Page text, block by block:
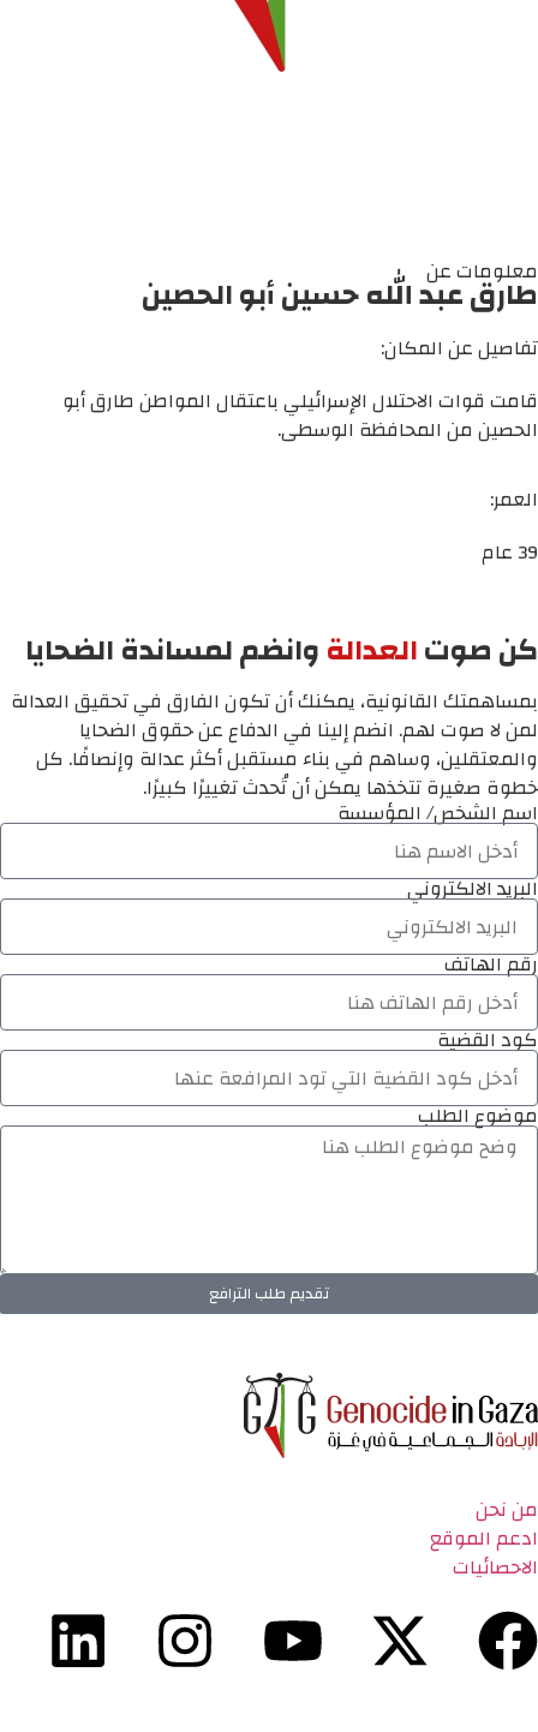
معلومات عن
طارق عبد الله حسين أبو الحصين
تفاصيل عن المكان:
قامت قوات الاحتلال الإسرائيلي باعتقال المواطن طارق أبو
الحصين من المحافظة الوسطى.
العمر:
39 عام
كن صوتالعدالةوانضم لمساندة الضحايا
بمساهمتك القانونية، يمكنك أن تكون الفارق في تحقيق العدالة
لمن لا صوت لهم. انضم إلينا في الدفاع عن حقوق الضحايا
والمعتقلين، وساهم في بناء مستقبل أكثر عدالة وإنصافًا. كل
خطوة صغيرة تتخذها يمكن أن تُحدث تغييرًا كبيرًا.
اسم الشخص/ المؤسسة
البريد الالكتروني
رقم الهاتف
كود القضية
موضوع الطلب
تقديم طلب الترافع
من نحن
ادعم الموقع
الاحصائيات